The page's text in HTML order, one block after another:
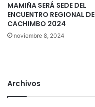
MAMIÑA SERÁ SEDE DEL
ENCUENTRO REGIONAL DE
CACHIMBO 2024
noviembre 8, 2024
Archivos